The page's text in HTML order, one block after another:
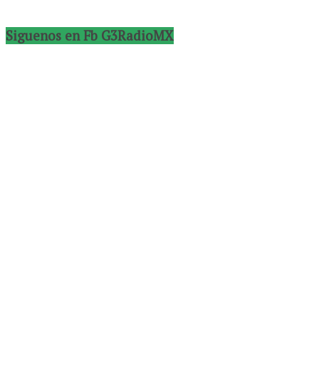
Siguenos en Fb G3RadioMX